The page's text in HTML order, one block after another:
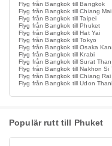
Flyg från Bangkok till Bangkok
Flyg från Bangkok till Chiang Mai
Flyg från Bangkok till Taipei
Flyg från Bangkok till Phuket
Flyg från Bangkok till Hat Yai
Flyg från Bangkok till Tokyo
Flyg från Bangkok till Osaka
Flyg från Bangkok till Krabi
Flyg från Bangkok till Surat
Flyg från Bangkok till Nakhon Si
Flyg från Bangkok till Chiang Rai
Flyg från Bangkok till Udon Thani
Populär rutt till Phuket